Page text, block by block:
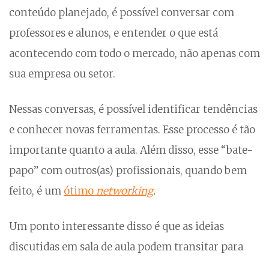
conteúdo planejado, é possível conversar com
professores e alunos, e entender o que está
acontecendo com todo o mercado, não apenas com
sua empresa ou setor.
Nessas conversas, é possível identificar tendências
e conhecer novas ferramentas. Esse processo é tão
importante quanto a aula. Além disso, esse “bate-
papo” com outros(as) profissionais, quando bem
feito, é um ótimonetworking.
Um ponto interessante disso é que as ideias
discutidas em sala de aula podem transitar para